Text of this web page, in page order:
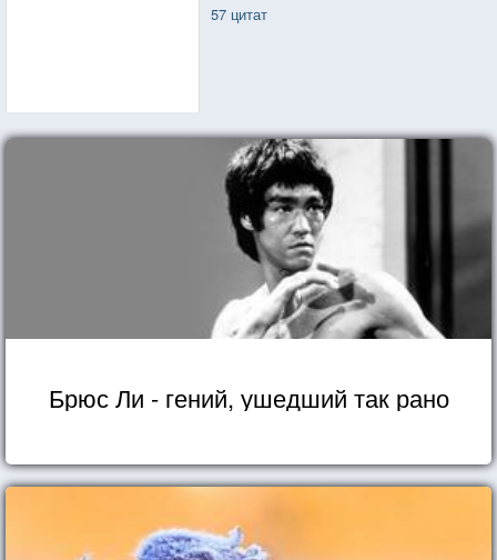
57 цитат
Брюс Ли - гений, ушедший так рано